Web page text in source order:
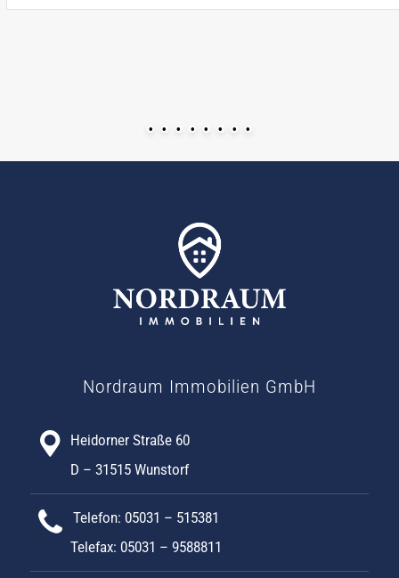
• • • • • • • •
Nordraum Immobilien GmbH
Heidorner Straße 60
D – 31515 Wunstorf
Telefon: 05031 – 515381
Telefax: 05031 – 9588811